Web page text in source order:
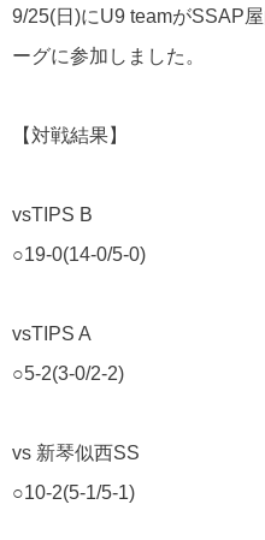
9/25(日)にU9 teamがSSAP
ーグに参加しました。
【対戦結果】
vsTIPS B
○19-0(14-0/5-0)
vsTIPS A
○5-2(3-0/2-2)
vs 新琴似西SS
○10-2(5-1/5-1)